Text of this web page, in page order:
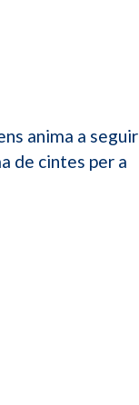
anima a seguir
de cintes per a